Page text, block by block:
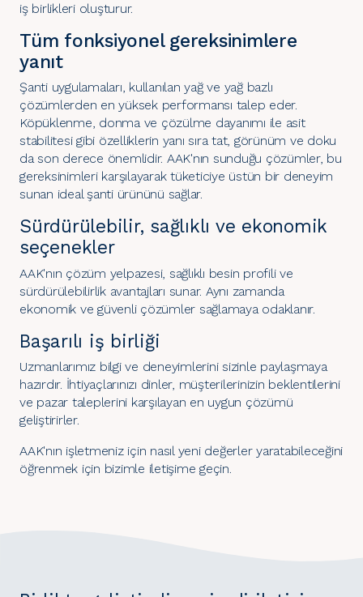
iş birlikleri oluşturur.
Tüm fonksiyonel gereksinimlere
yanıt
Şanti uygulamaları, kullanılan yağ ve yağ bazlı
çözümlerden en yüksek performansı talep eder.
Köpüklenme, donma ve çözülme dayanımı ile asit
stabilitesi gibi özelliklerin yanı sıra tat, görünüm ve doku
da son derece önemlidir. AAK'nın sunduğu çözümler, bu
gereksinimleri karşılayarak tüketiciye üstün bir deneyim
sunan ideal şanti ürününü sağlar.
Sürdürülebilir, sağlıklı ve ekonomik
seçenekler
AAK'nın çözüm yelpazesi, sağlıklı besin profili ve
sürdürülebilirlik avantajları sunar. Aynı zamanda
ekonomik ve güvenli çözümler sağlamaya odaklanır.
Başarılı iş birliği
Uzmanlarımız bilgi ve deneyimlerini sizinle paylaşmaya
hazırdır. İhtiyaçlarınızı dinler, müşterilerinizin beklentilerini
ve pazar taleplerini karşılayan en uygun çözümü
geliştirirler.
AAK'nın işletmeniz için nasıl yeni değerler yaratabileceğini
öğrenmek için bizimle iletişime geçin.